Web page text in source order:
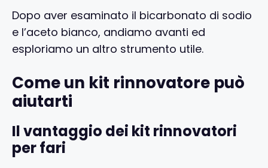
Dopo aver esaminato il bicarbonato di sodio
e l’aceto bianco, andiamo avanti ed
esploriamo un altro strumento utile.
Come un kit rinnovatore può
aiutarti
Il vantaggio dei kit rinnovatori
per fari